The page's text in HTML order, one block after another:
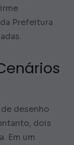
Prefeitura
desenho
dois
Em um